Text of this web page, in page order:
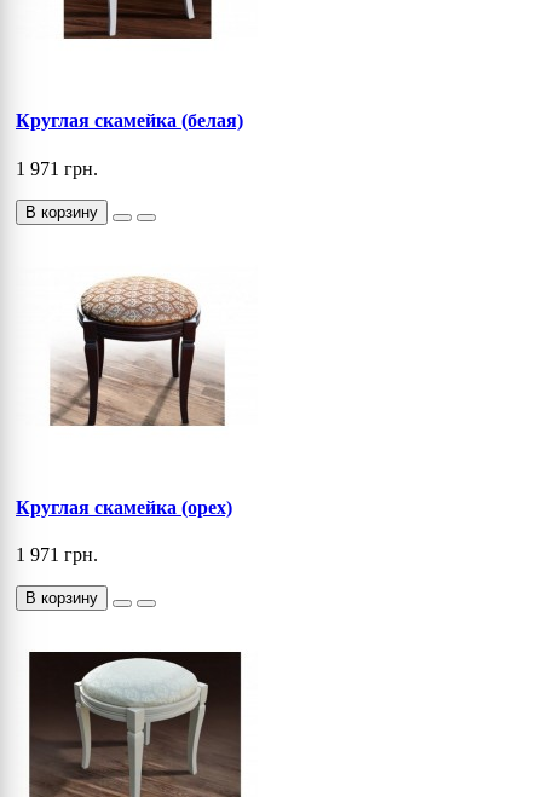
Круглая скамейка (белая)
1 971 грн.
В корзину
Круглая скамейка (орех)
1 971 грн.
В корзину